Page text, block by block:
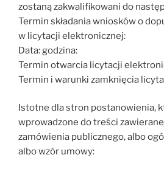
zostaną zakwalifikowani do
Termin składania wniosków o
w licytacji elektronicznej:
Data: godzina:
Termin otwarcia licytacji
Termin i warunki zamknięcia
Istotne dla stron postanowienia,
wprowadzone do treści
zamówienia publicznego, albo
albo wzór umowy: